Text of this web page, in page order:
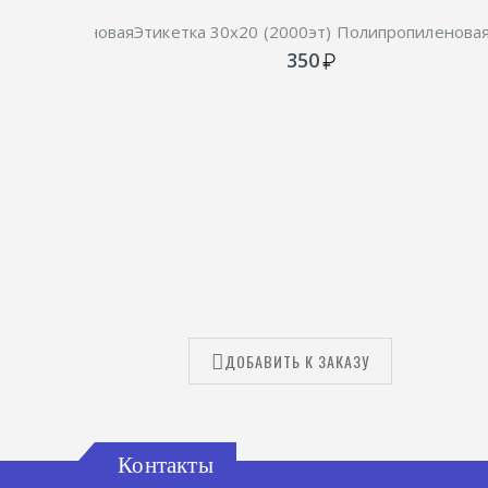
Этикетка 30х20 (2000эт)
350
ДОБАВИТЬ К ЗАКАЗУ
Контакты